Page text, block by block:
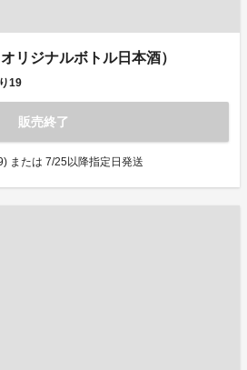
リジナルボトル日本酒）
19
販売終了
または 7/25以降指定日発送